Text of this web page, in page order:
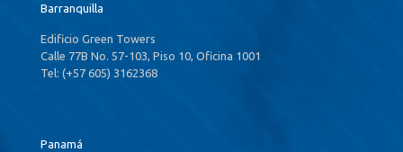
Barranquilla
Edificio Green Towers
Calle 77B No. 57-103, Piso 10, Oficina 1001
Tel: (+57 605) 3162368
Panamá